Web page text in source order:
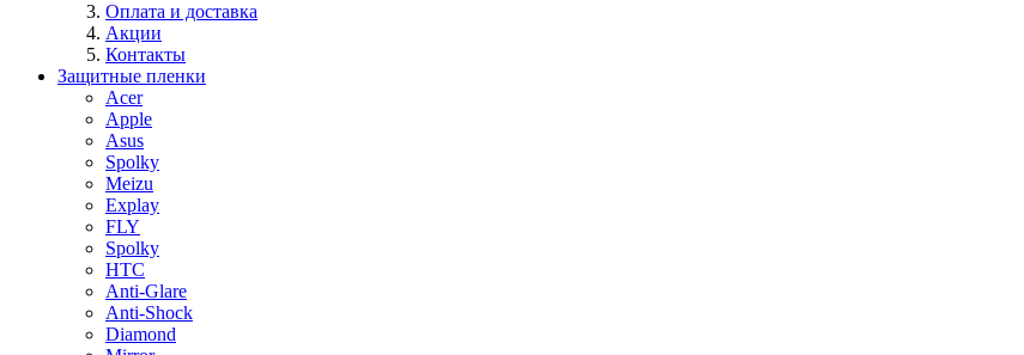
Оплата и доставка
Акции
Контакты
Защитные пленки
Acer
Apple
Asus
Spolky
Meizu
Explay
FLY
Spolky
HTC
Anti-Glare
Anti-Shock
Diamond